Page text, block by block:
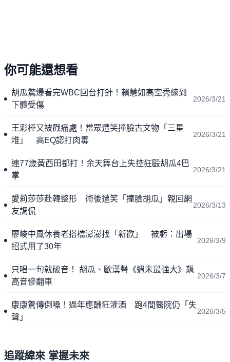
你可能還想看
胡瓜驚爆看完WBC回台打針！賴慧如高空秀練到
下體受傷
2026/3/21
王彩樺又被戳痛處！當眾遭笑撞臉古文物「三星
堆」 高EQ認打肉毒
2026/3/21
連77歲黃西田都打！余天舞台上失控狂毆胡瓜4巴
掌
2026/3/21
愛莉莎莎赴韓整形 術後遭笑「撞臉胡瓜」親回網
友調侃
2026/3/13
廖峻中風休養老搭檔澎澎找「新歡」 被虧：出場
招式用了30年
2026/3/9
只唱一句就破音！ 胡瓜、歐漢聲《週末最強大》飆
高音慘翻車
2026/3/7
康康驚傳倒嗓！過年應酬狂灌酒 跑4間醫院仍「失
聲」
2026/3/5
追蹤緯來 掌握未來